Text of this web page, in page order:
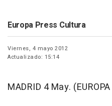
Europa Press Cultura
Viernes, 4 mayo 2012
Actualizado: 15:14
MADRID 4 May.